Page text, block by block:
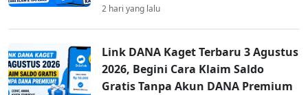
2 hari yang lalu
Link DANA Kaget Terbaru 3 Agustus
2026, Begini Cara Klaim Saldo
Gratis Tanpa Akun DANA Premium